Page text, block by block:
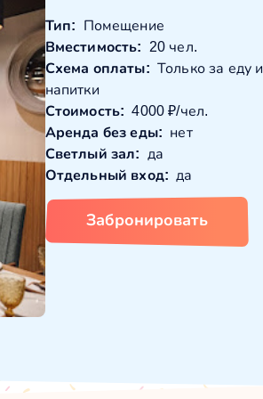
Тип:
Помещение
Вместимость:
20 чел.
Схема оплаты: Только за еду и
напитки
Стоимость: 4000 ₽/чел.
Аренда без еды: нет
Светлый зал:
да
Отдельный вход: да
Забронировать